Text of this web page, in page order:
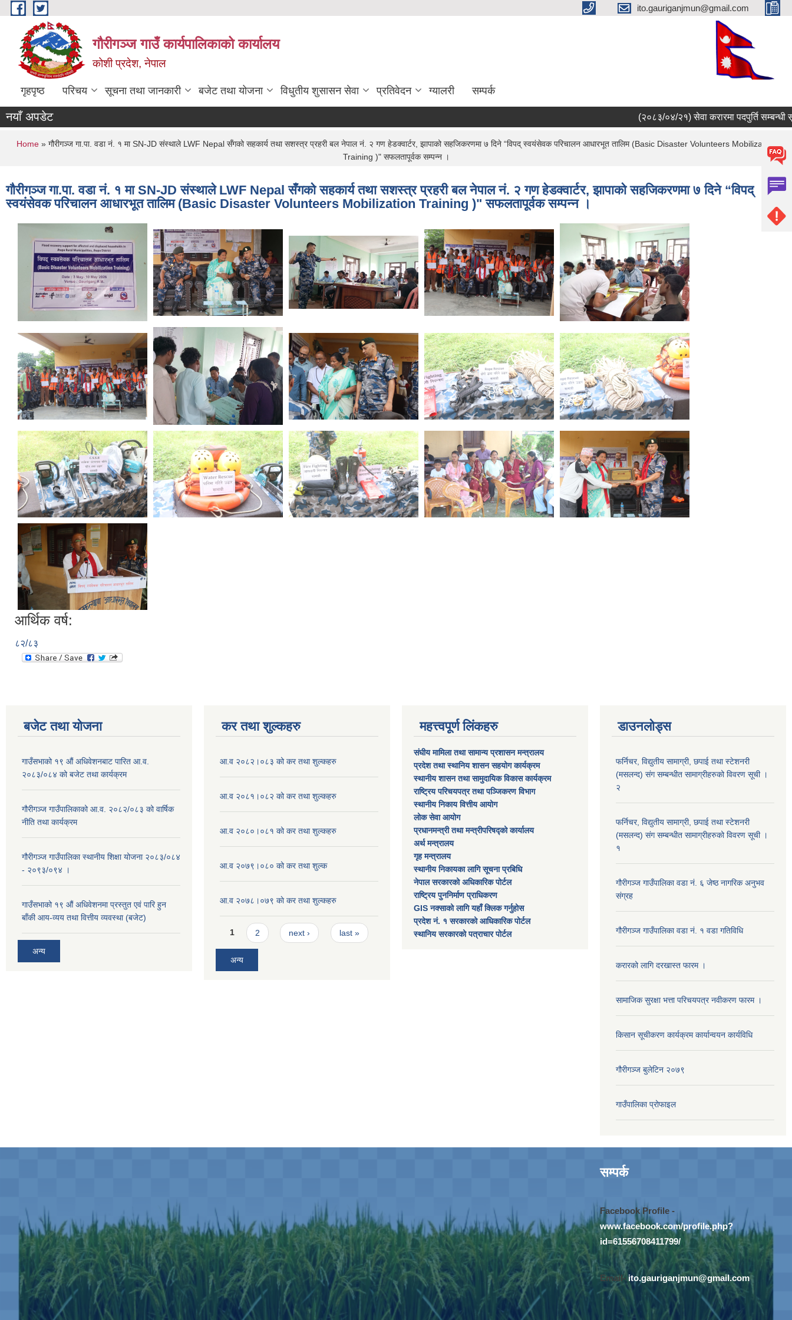
Skip to main content ito.gauriganjmun@gmail.com
गौरीगञ्‍ज गाउँ कार्यपालिकाको कार्यालय
कोशी प्रदेश, नेपाल
गृहपृष्ठ परिचय सूचना तथा जानकारी बजेट तथा योजना विधुतीय शुसासन सेवा प्रतिवेदन ग्यालरी सम्पर्क
नयाँ अपडेट (२०८३/०४/२१) सेवा करारमा पदपुर्ति सम्बन्धी सूचना
You are here
Home» गौरीगञ्ज गा.पा. वडा नं. १ मा SN-JD संस्थाले LWF Nepal सँगको सहकार्य तथा सशस्त्र प्रहरी बल नेपाल नं. २ गण हेडक्वार्टर, झापाको सहजिकरणमा ७ दिने “विपद् स्वयंसेवक परिचालन आधारभूत तालिम (Basic Disaster Volunteers Mobilization
Training )" सफलतापूर्वक सम्पन्न ।
गौरीगञ्ज गा.पा. वडा नं. १ मा SN-JD संस्थाले LWF Nepal सँगको सहकार्य तथा सशस्त्र प्रहरी बल नेपाल नं. २ गण हेडक्वार्टर, झापाको सहजिकरणमा ७ दिने “विपद्
स्वयंसेवक परिचालन आधारभूत तालिम (Basic Disaster Volunteers Mobilization Training )" सफलतापूर्वक सम्पन्न ।
आर्थिक वर्ष:
८२/८३
बजेट तथा याेजना
गाउँसभाको १९ औं अधिवेशनबाट पारित आ.व.
२०८३/०८४ को बजेट तथा कार्यक्रम
गौरीगञ्ज गाउँपालिकाको आ.व. २०८२/०८३ को वार्षिक
नीति तथा कार्यक्रम
गौरीगञ्ज गाउँपालिका स्थानीय शिक्षा योजना २०८३/०८४
- २०९३/०९४ ।
गाउँसभाको १९ ‌औं अधिवेशनमा प्रस्तुत एवं पारि हुन
बाँकी आय-व्यय तथा वित्तीय व्यवस्था (बजेट)
अन्य
कर तथा शुल्कहरु
आ.व २०८२।०८३ को कर तथा शुल्कहरु
आ.व २०८१।०८२ को कर तथा शुल्कहरु
आ.व २०८०।०८१ को कर तथा शुल्कहरु
आ.व २०७९।०८० को कर तथा शुल्क
आ.व २०७८।०७९ काे कर तथा शुल्कहरु
Pages
1 2 next › last »
अन्य
महत्त्वपूर्ण लिंकहरु
संघीय मामिला तथा सामान्य प्रशासन मन्त्रालय
प्रदेश तथा स्थानिय शासन सहयोग कार्यक्रम
स्थानीय शासन तथा सामुदायिक विकास कार्यक्रम
राष्ट्रिय परिचयपत्र तथा पञ्जिकरण विभाग
स्थानीय निकाय वित्तीय आयोग
लोक सेवा आयोग
प्रधानमन्त्री तथा मन्त्रीपरिषद्को कार्यालय
अर्थ मन्त्रालय
गृह मन्त्रालय
स्थानीय निकायका लागि सूचना प्रबिधि
नेपाल सरकारको अधिकारिक पोर्टल
राष्ट्रिय पुननिर्माण प्राधिकरण
GIS नक्साको लागि यहाँ क्लिक गर्नुहोस
प्रदेश नं. १ सरकारको आधिकारिक पोर्टल
स्थानिय सरकारको पत्राचार पोर्टल
डाउनलोड्स
फर्निचर, विद्युतीय सामाग्री, छपाई तथा स्टेशनरी
(मसलन्द) संग सम्बन्धीत सामाग्रीहरुको विवरण सूची ।
२
फर्निचर, विद्युतीय सामाग्री, छपाई तथा स्टेशनरी
(मसलन्द) संग सम्बन्धीत सामाग्रीहरुको विवरण सूची ।
१
गौरीगञ्‍ज गाउँपालिका वडा नं. ६ जेष्ठ नागरिक अनुभव
संग्रह
गौरीगञ्‍ज गाउँपालिका वडा नं. १ वडा गतिविधि
करारको लागि दरखास्त फारम ।
सामाजिक सुरक्षा भत्ता परिचयपत्र नवीकरण फारम ।
किसान सूचीकरण कार्यक्रम कार्यान्वयन कार्यविधि
गौरीगञ्‍ज बुलेटिन २०७९
गाउँपालिका प्रोफाइल
सम्पर्क
Facebook Profile -
www.facebook.com/profile.php?
id=61556708411799/
Email-ito.gauriganjmun@gmail.com